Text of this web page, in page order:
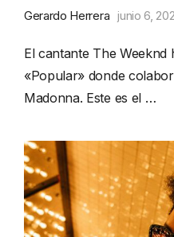
Gerardo Herrera junio 6,
El cantante The Weeknd
«Popular» donde
Madonna. Este es el …